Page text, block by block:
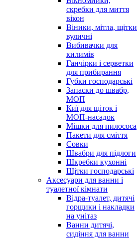
скребки для миття
вікон
Віники, мітла, щітки
вуличні
Вибивачки для
килимів
Ганчірки і серветки
для прибирання
Губки господарські
Запаски до швабр,
МОП
Киї для щіток і
МОП-насадок
Мішки для пилососа
Пакети для сміття
Совки
Швабри для підлоги
Шкребки кухонні
Щітки господарські
Аксесуари для ванни і
туалетної кімнати
Відра-туалет, дитячі
горщики і накладки
на унітаз
Ванни дитячі,
сидіння для ванни